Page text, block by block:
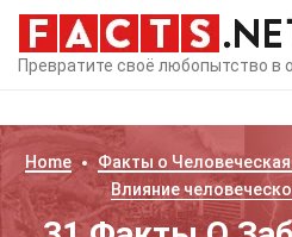
Превратите своё любопытство в
Home Факты о
Влияние